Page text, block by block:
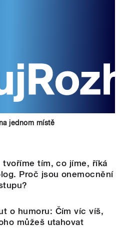
jednom místě
tvoříme tím, co jíme, říká
Proč jsou onemocnění
o humoru: Čím víc víš,
můžeš utahovat